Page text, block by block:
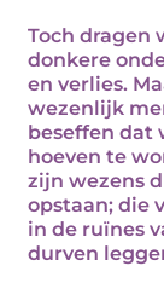
Toch dragen
donkere
en verlies.
wezenlijk
beseffen dat
hoeven te
zijn wezens
opstaan; die
in de ruïnes
durven